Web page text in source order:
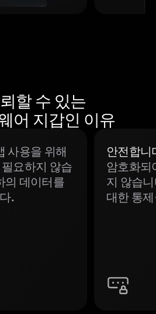
할 수 있는
어 지갑인 이유
사용을 위해
요하지 않습
의 데이터를
.
안전합니
암호화되
지 않습
대한 통